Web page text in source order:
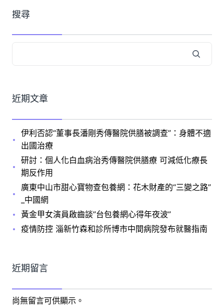
搜尋
近期文章
伊利否認“董事長潘剛秀傳醫院供膳被調查”：身體不適
出國治療
研討：個人化白血病治秀傳醫院供膳療 可減低化療長
期反作用
廣東中山市甜心寶物查包養網：花木財產的“三變之路”
_中國網
黃金甲女演員啟齒談”台包養網心得年夜波”
疫情防控 淄新竹森和診所博市中間病院發布就醫指南
近期留言
尚無留言可供顯示。